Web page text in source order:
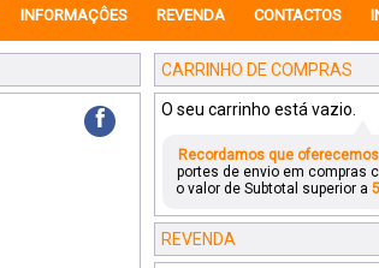
INFORMAÇÔES REVENDA CONTACTOS
f
CARRINHO DE COMPRAS
O seu carrinho está vazio.
Recordamos que oferecemos
portes de envio em compras
o valor de Subtotal superior a
REVENDA